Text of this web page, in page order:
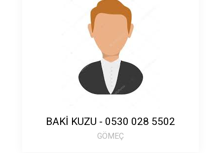
BAKİ KUZU - 0530 028 5502
GÖMEÇ